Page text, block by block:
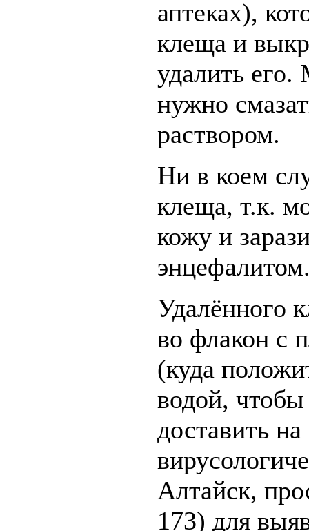
аптеках),
клеща и
удалить его.
нужно
раствором.
Ни в коем
клеща, т.к.
кожу и
Удалённого
во флакон с
(куда
водой,
доставить
Алтайск,
173) для